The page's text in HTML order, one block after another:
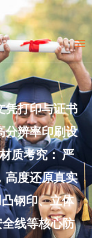
凭打印与证书
分辨率印刷设
质考究： 严
高度还原真实
钢印、立体
线等核心防